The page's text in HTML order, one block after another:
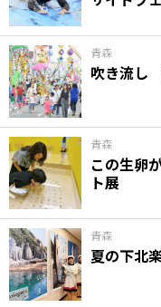
青森
吹き流し
青森
この生卵
ト展
青森
夏の下北